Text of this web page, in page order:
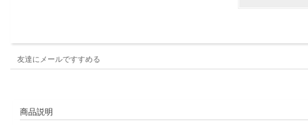
友達にメールですすめる
商品説明